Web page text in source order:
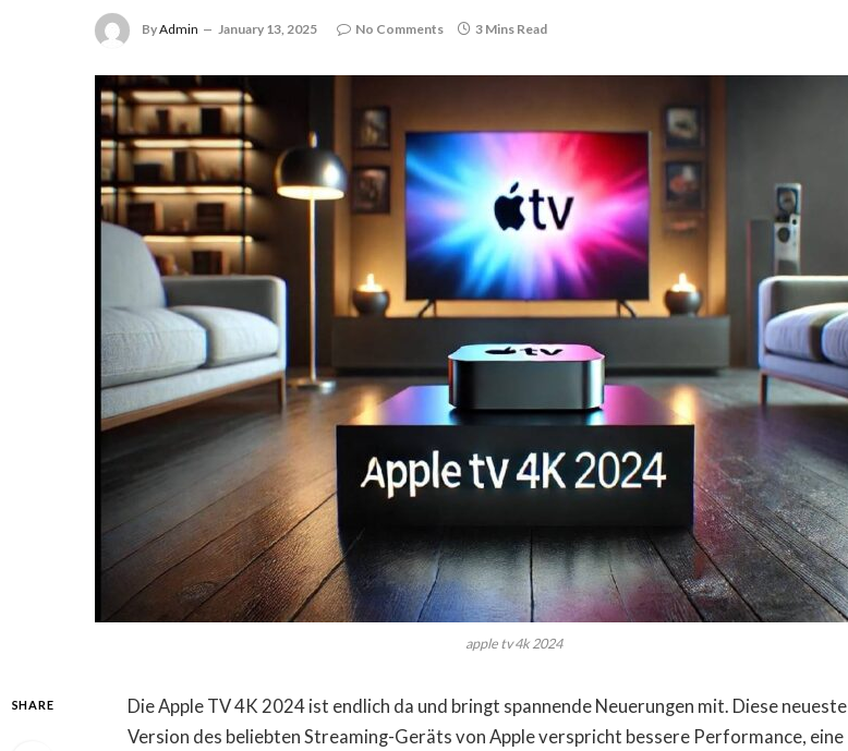
ByAdmin January 13, 2025 No Comments 3 Mins Read
apple tv 4k 2024
SHARE
Die Apple TV 4K 2024 ist endlich da und bringt spannende Neuerungen mit. Diese neueste
Version des beliebten Streaming-Geräts von Apple verspricht bessere Performance, eine